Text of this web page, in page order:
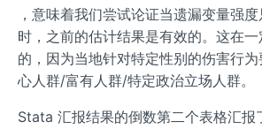
，意味着我们尝试论证当遗漏变量强
时，之前的估计结果是有效的。这在
的，因为当地针对特定性别的伤害行
心人群/富有人群/特定政治立场人群。
Stata 汇报结果的倒数第二个表格汇报